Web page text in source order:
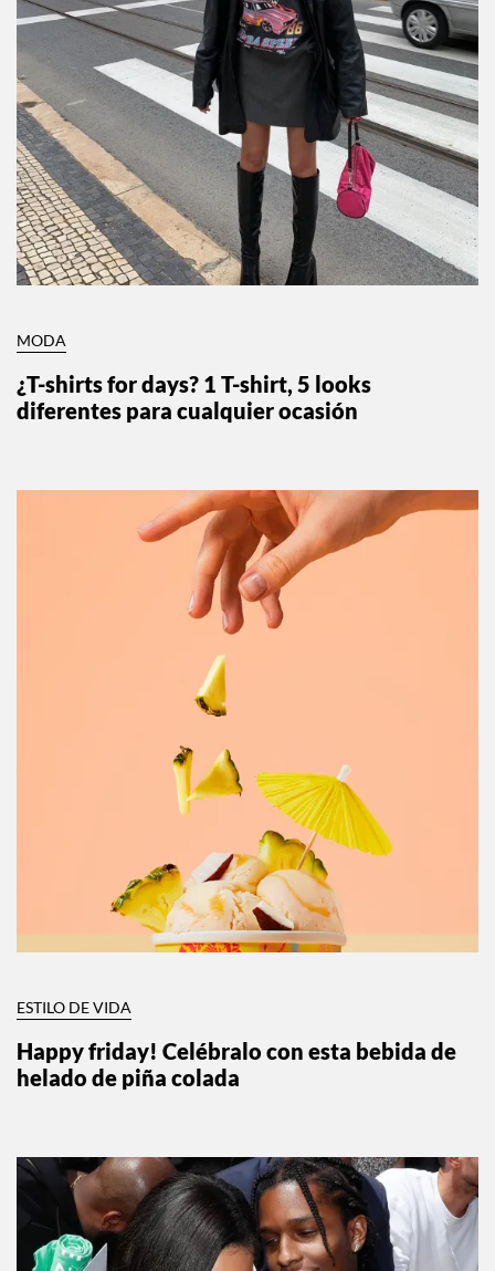
MODA
¿T-shirts for days? 1 T-shirt, 5 looks
diferentes para cualquier ocasión
ESTILO DE VIDA
Happy friday! Celébralo con esta bebida de
helado de piña colada